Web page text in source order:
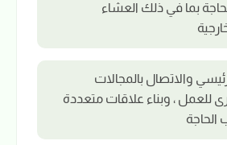
بما في ذلك العشاء
والاتصال بالمجالات
للعمل ، وبناء علاقات متعددة